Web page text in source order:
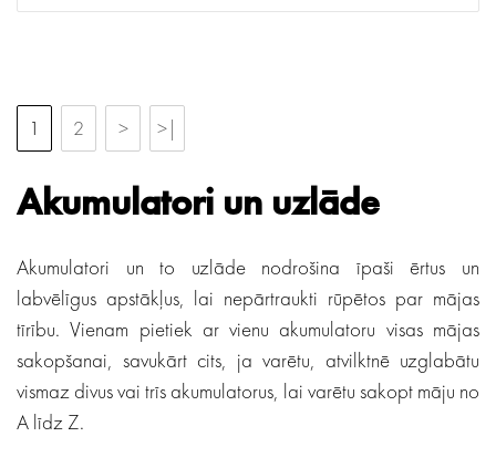
1 2 > >|
Akumulatori un uzlāde
Akumulatori un to uzlāde nodrošina īpaši ērtus un
labvēlīgus apstākļus, lai nepārtraukti rūpētos par mājas
tīrību. Vienam pietiek ar vienu akumulatoru visas mājas
sakopšanai, savukārt cits, ja varētu, atvilktnē uzglabātu
vismaz divus vai trīs akumulatorus, lai varētu sakopt māju no
A līdz Z.